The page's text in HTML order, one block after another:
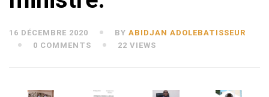
16 DÉCEMBRE 2020 BY ABIDJAN ADOLEBATISSEUR
0 COMMENTS
22 VIEWS